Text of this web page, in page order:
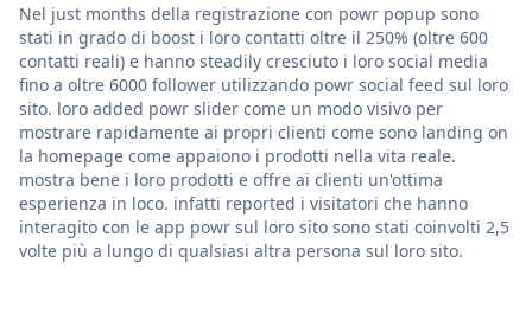
Nel just months della registrazione con powr popup sono
stati in grado di boost i loro contatti oltre il 250% (oltre 600
contatti reali) e hanno steadily cresciuto i loro social media
fino a oltre 6000 follower utilizzando powr social feed sul loro
sito. loro added powr slider come un modo visivo per
mostrare rapidamente ai propri clienti come sono landing on
la homepage come appaiono i prodotti nella vita reale.
mostra bene i loro prodotti e offre ai clienti un'ottima
esperienza in loco. infatti reported i visitatori che hanno
interagito con le app powr sul loro sito sono stati coinvolti 2,5
volte più a lungo di qualsiasi altra persona sul loro sito.